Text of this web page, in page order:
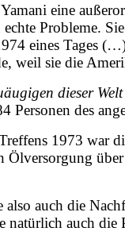
eine
echte Probleme.
eines Tages
weil sie die
dieser Welt
Personen des
1973 war
auch die
natürlich auch